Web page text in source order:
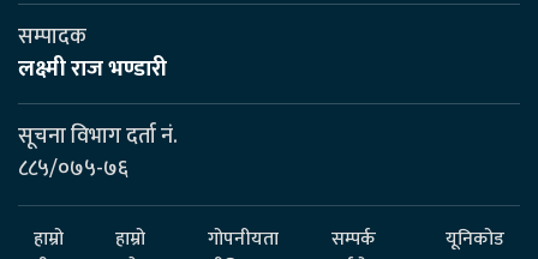
सम्पादक
लक्ष्मी राज भण्डारी
सूचना विभाग दर्ता नं.
८८५/०७५-७६
हाम्रो
हाम्रो
गोपनीयता
सम्पर्क
यूनिकोड